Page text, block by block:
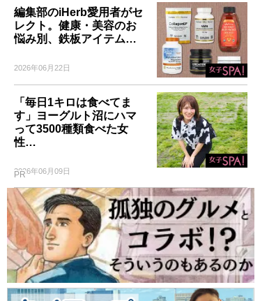
編集部のiHerb愛用者がセ
レクト。健康・美容のお
悩み別、鉄板アイテム…
2026年06月22日
「毎日1キロは食べてま
す」ヨーグルト沼にハマ
って3500種類食べた女
性…
2026年06月09日
PR